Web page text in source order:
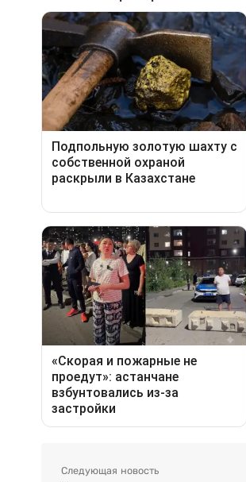
Следующая новость